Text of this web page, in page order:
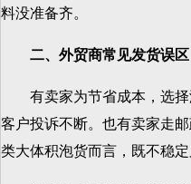
料没准备齐。
二、外贸商常见发货误区
有卖家为节省成本，选择
客户投诉不断。也有卖家走
类大体积泡货而言，既不稳定